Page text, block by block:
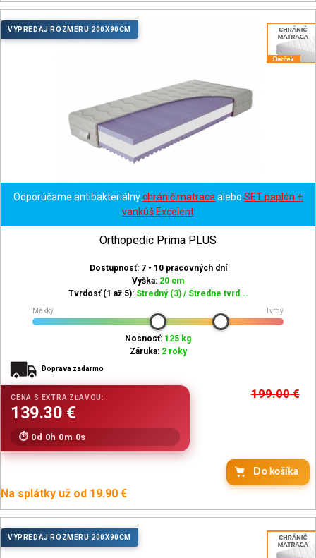
VÝPREDAJ ROZMERU 200X90CM
Odporúčame antibakteriálnychránič matraca alebo SET paplón +
vankúš Excelent
Orthopedic Prima PLUS
Dostupnosť: 7 - 10 pracovných dní
Výška: 20 cm
Tvrdosť (1 až 5): Stredný (3) / Stredne tvrd...
Mäkký Tvrdý
Nosnosť: 125 kg
Záruka: 2 roky
Doprava zadarmo
199.00€
0d 0h 0m 0s
Do košíka
Na splátky už od 19.90 €
VÝPREDAJ ROZMERU 200X90CM